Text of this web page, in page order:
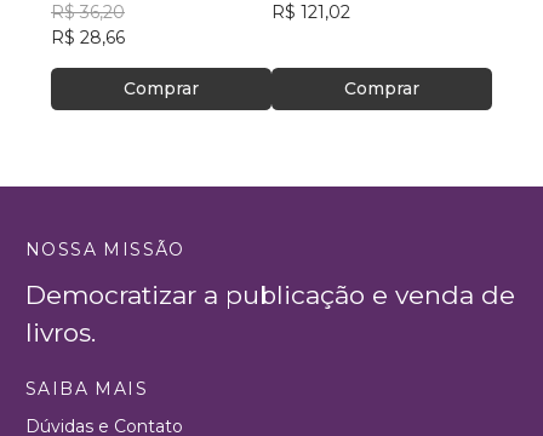
R$ 36,20
R$ 28,66
Comprar
R$ 121,02
Comprar
NOSSA MISSÃO
Democratizar a publicação e venda de
livros.
SAIBA MAIS
Dúvidas e Contato